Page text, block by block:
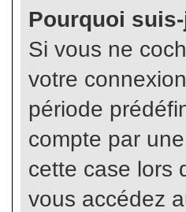
Pourquoi
Si vous ne
votre
période
compte par
cette case lors
vous accédez